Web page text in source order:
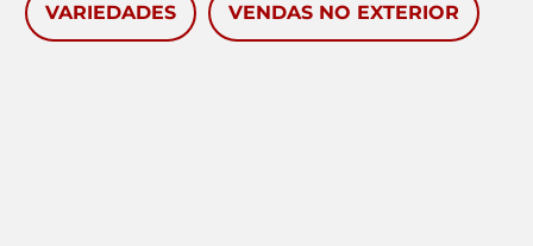
VARIEDADES VENDAS NO EXTERIOR